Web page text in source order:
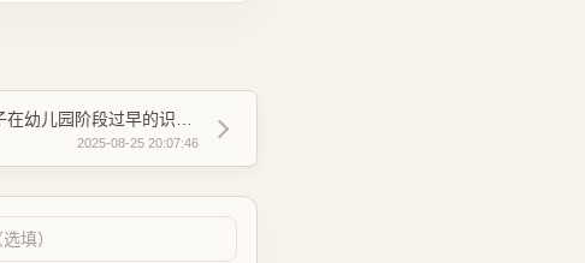
2025-08-25 20:07:46